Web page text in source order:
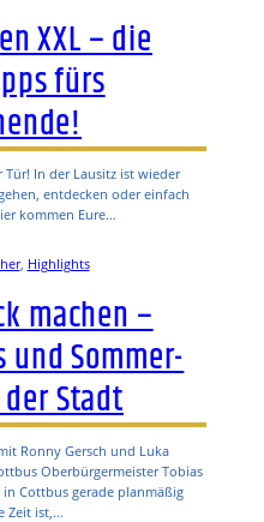
XXL – die
fürs
In der Lausitz ist wieder
entdecken oder einfach
kommen Eure…
, Highlights
machen –
und Sommer-
Stadt
Ronny Gersch und Luka
Oberbürgermeister Tobias
Cottbus gerade planmäßig
Zeit ist,…